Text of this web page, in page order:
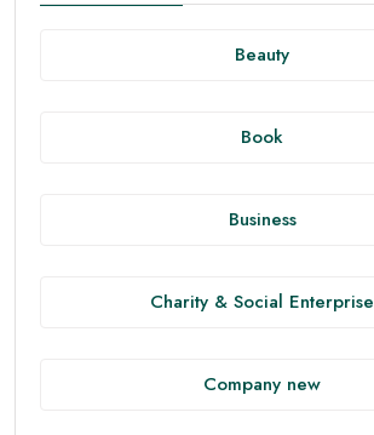
Beauty
Book
Business
Charity & Social Enterprise
Company new